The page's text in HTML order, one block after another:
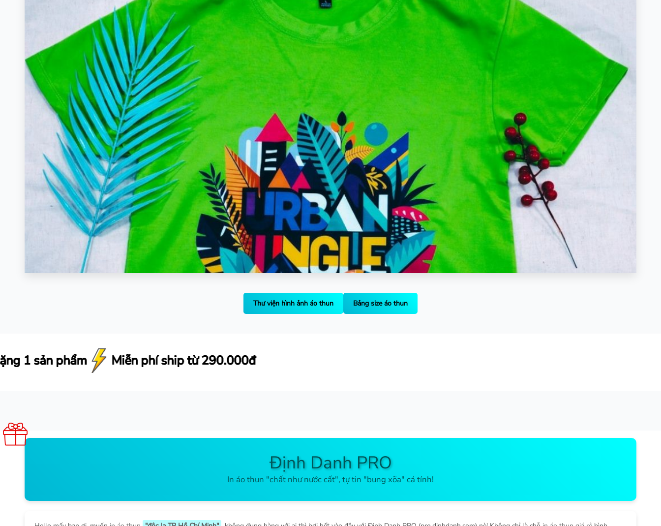
Thư viện hình ảnh áo thun Bảng size áo thun
phí ship từ 290.000đ
phí ship từ 290.000đ
phí ship từ 290.000đ
phí ship từ 290.000đ
Định Danh PRO
In áo thun "chất như nước cất", tự tin "bung xõa" cá tính!